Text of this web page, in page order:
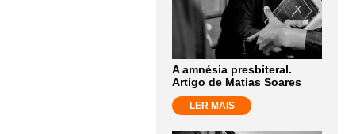
A amnésia presbiteral.
Artigo de Matias Soares
LER MAIS